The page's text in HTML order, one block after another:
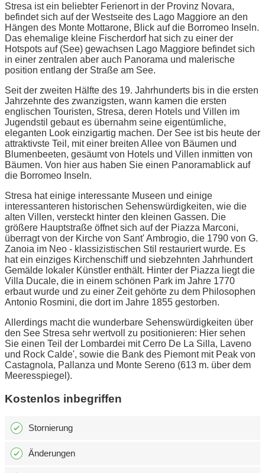
Stresa ist ein beliebter Ferienort in der Provinz Novara,
befindet sich auf der Westseite des Lago Maggiore an den
Hängen des Monte Mottarone, Blick auf die Borromeo Inseln.
Das ehemalige kleine Fischerdorf hat sich zu einer der
Hotspots auf (See) gewachsen Lago Maggiore befindet sich
in einer zentralen aber auch Panorama und malerische
position entlang der Straße am See.
Seit der zweiten Hälfte des 19. Jahrhunderts bis in die ersten
Jahrzehnte des zwanzigsten, wann kamen die ersten
englischen Touristen, Stresa, deren Hotels und Villen im
Jugendstil gebaut es übernahm seine eigentümliche,
eleganten Look einzigartig machen. Der See ist bis heute der
attraktivste Teil, mit einer breiten Allee von Bäumen und
Blumenbeeten, gesäumt von Hotels und Villen inmitten von
Bäumen. Von hier aus haben Sie einen Panoramablick auf
die Borromeo Inseln.
Stresa hat einige interessante Museen und einige
interessanteren historischen Sehenswürdigkeiten, wie die
alten Villen, versteckt hinter den kleinen Gassen. Die
größere Hauptstraße öffnet sich auf der Piazza Marconi,
überragt von der Kirche von Sant' Ambrogio, die 1790 von G.
Zanoia im Neo - klassizistischen Stil restauriert wurde. Es
hat ein einziges Kirchenschiff und siebzehnten Jahrhundert
Gemälde lokaler Künstler enthält. Hinter der Piazza liegt die
Villa Ducale, die in einem schönen Park im Jahre 1770
erbaut wurde und zu einer Zeit gehörte zu dem Philosophen
Antonio Rosmini, die dort im Jahre 1855 gestorben.
Allerdings macht die wunderbare Sehenswürdigkeiten über
den See Stresa sehr wertvoll zu positionieren: Hier sehen
Sie einen Teil der Lombardei mit Cerro De La Silla, Laveno
und Rock Calde', sowie die Bank des Piemont mit Peak von
Castagnola, Pallanza und Monte Sereno (613 m. über dem
Meeresspiegel).
Kostenlos inbegriffen
Stornierung
Änderungen